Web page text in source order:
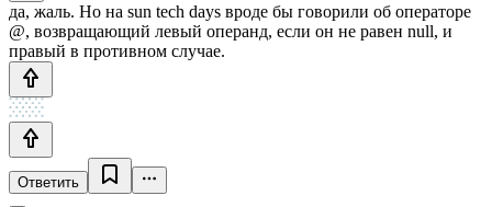
да, жаль. Но на sun tech days вроде бы говорили об операторе
@, возвращающий левый операнд, если он не равен null, и
правый в противном случае.
Ответить